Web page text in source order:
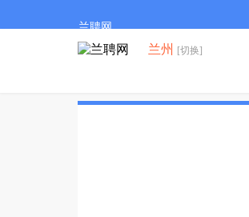
兰聘网
兰州 [切换]